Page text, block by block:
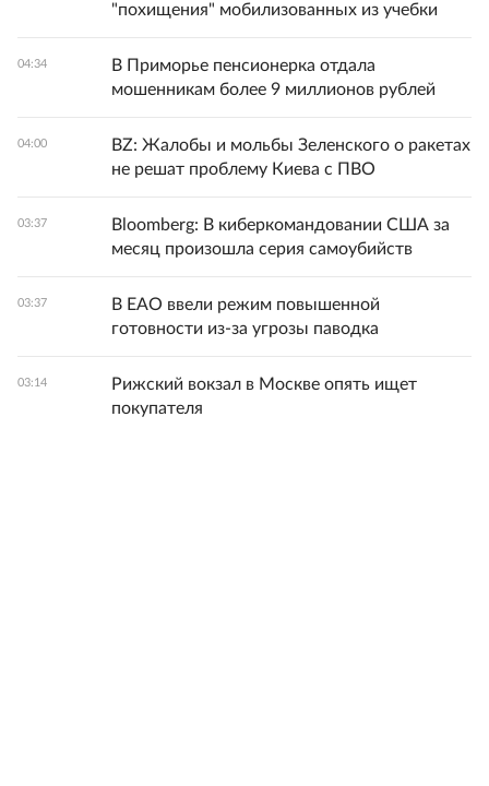
"похищения" мобилизованных из учебки
04:34
В Приморье пенсионерка отдала
мошенникам более 9 миллионов рублей
04:00
BZ: Жалобы и мольбы Зеленского о ракетах
не решат проблему Киева с ПВО
03:37
Bloomberg: В киберкомандовании США за
месяц произошла серия самоубийств
03:37
В ЕАО ввели режим повышенной
готовности из-за угрозы паводка
03:14
Рижский вокзал в Москве опять ищет
покупателя